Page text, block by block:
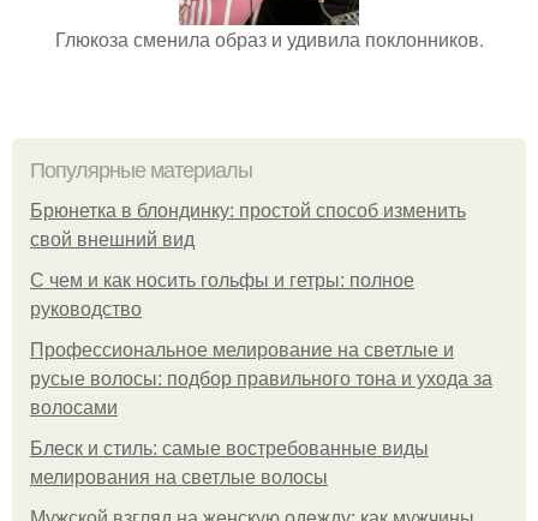
Глюкоза сменила образ и удивила поклонников.
Популярные материалы
Брюнетка в блондинку: простой способ изменить
свой внешний вид
С чем и как носить гольфы и гетры: полное
руководство
Профессиональное мелирование на светлые и
русые волосы: подбор правильного тона и ухода за
волосами
Блеск и стиль: самые востребованные виды
мелирования на светлые волосы